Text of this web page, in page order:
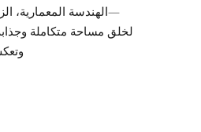
—الهندسة المعمارية،
لخلق مساحة متكاملة